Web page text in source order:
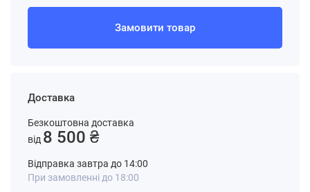
Доставка
Безкоштовна доставка
від 8 500 ₴
Відправка завтра до 14:00
При замовленні до 18:00
Замовити товар